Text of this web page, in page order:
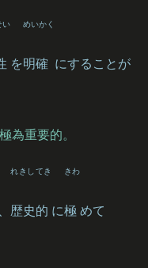
い
を明確
めいかく
にすることが
為重要的。
歴史
れきし
的
てき
に極
きわ
めて